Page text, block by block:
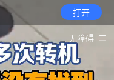
打开
无障碍